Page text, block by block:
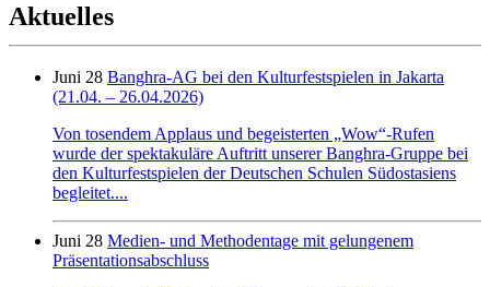
Aktuelles
Juni 28 Banghra-AG bei den Kulturfestspielen in Jakarta
(21.04. – 26.04.2026)
Von tosendem Applaus und begeisterten „Wow“-Rufen
wurde der spektakuläre Auftritt unserer Banghra-Gruppe bei
den Kulturfestspielen der Deutschen Schulen Südostasiens
begleitet....
Juni 28 Medien- und Methodentage mit gelungenem
Präsentationsabschluss